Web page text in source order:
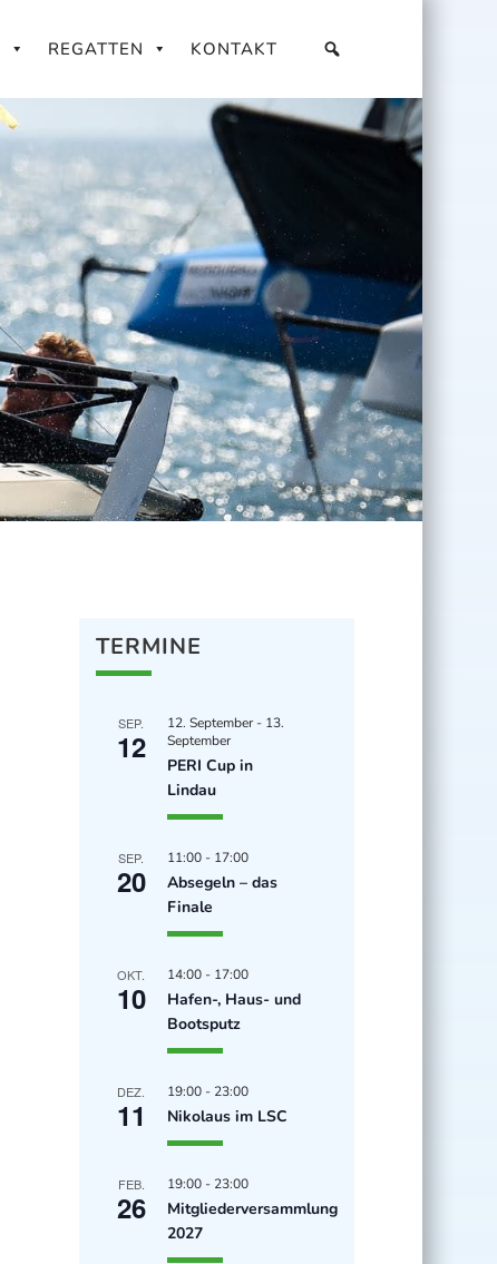
REGATTEN KONTAKT
TERMINE
SEP.
12
12. September- 13.
September
PERI Cup in
Lindau
SEP.
20
11:00- 17:00
Absegeln – das
Finale
OKT.
10
14:00- 17:00
Hafen-, Haus- und
Bootsputz
DEZ.
11
19:00- 23:00
Nikolaus im LSC
FEB.
26
19:00- 23:00
Mitgliederversammlung
2027